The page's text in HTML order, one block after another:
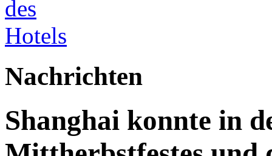
Nachrichten
Shanghai konnte in